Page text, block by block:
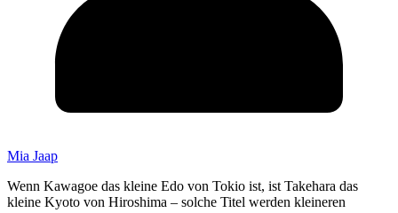
Mia Jaap
Wenn Kawagoe das kleine Edo von Tokio ist, ist Takehara das
kleine Kyoto von Hiroshima – solche Titel werden kleineren